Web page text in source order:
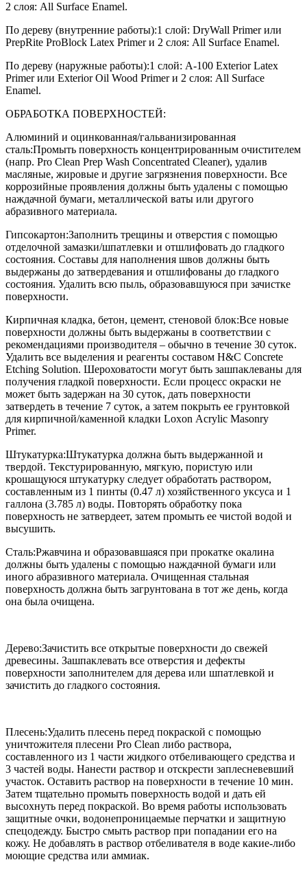
2 слоя: All Surface Enamel.
По дереву (внутренние работы):1 слой: DryWall Primer или
PrepRite ProBlock Latex Primer и 2 слоя: All Surface Enamel.
По дереву (наружные работы):1 слой: A-100 Exterior Latex
Primer или Exterior Oil Wood Primer и 2 слоя: All Surface
Enamel.
ОБРАБОТКА ПОВЕРХНОСТЕЙ:
Алюминий и оцинкованная/гальванизированная
сталь:Промыть поверхность концентрированным очистителем
(напр. Pro Clean Prep Wash Concentrated Cleaner), удалив
масляные, жировые и другие загрязнения поверхности. Все
коррозийные проявления должны быть удалены с помощью
наждачной бумаги, металлической ваты или другого
абразивного материала.
Гипсокартон:Заполнить трещины и отверстия с помощью
отделочной замазки/шпатлевки и отшлифовать до гладкого
состояния. Составы для наполнения швов должны быть
выдержаны до затвердевания и отшлифованы до гладкого
состояния. Удалить всю пыль, образовавшуюся при зачистке
поверхности.
Кирпичная кладка, бетон, цемент, стеновой блок:Все новые
поверхности должны быть выдержаны в соответствии с
рекомендациями производителя – обычно в течение 30 суток.
Удалить все выделения и реагенты составом H&C Concrete
Etching Solution. Шероховатости могут быть зашпаклеваны для
получения гладкой поверхности. Если процесс окраски не
может быть задержан на 30 суток, дать поверхности
затвердеть в течение 7 суток, а затем покрыть ее грунтовкой
для кирпичной/каменной кладки Loxon Acrylic Masonry
Primer.
Штукатурка:Штукатуркa должна быть выдержанной и
твердой. Текстурированную, мягкую, пористую или
крошащуюся штукатурку следует обработать раствором,
составленным из 1 пинты (0.47 л) хозяйственного уксуса и 1
галлона (3.785 л) воды. Повторять обработку пока
поверхность не затвердеет, затем промыть ее чистой водой и
высушить.
Сталь:Ржавчина и образовавшаяся при прокатке окалина
должны быть удалены с помощью наждачной бумаги или
иного абразивного материала. Очищенная стальная
поверхность должна быть загрунтована в тот же день, когда
она была очищена.
Дерево:Зачистить все открытые поверхности до свежей
древесины. Зашпаклевать все отверстия и дефекты
поверхности заполнителем для дерева или шпатлевкой и
зачистить до гладкого состояния.
Плесень:Удалить плесень перед покраской с помощью
уничтожителя плесени Pro Clean либо раствора,
составленного из 1 части жидкого отбеливающего средства и
3 частей воды. Нанести раствор и отскрести заплесневевший
участок. Оставить раствор на поверхности в течение 10 мин.
Затем тщательно промыть поверхность водой и дать ей
высохнуть перед покраской. Во время работы использовать
защитные очки, водонепроницаемые перчатки и защитную
спецодежду. Быстро смыть раствор при попадании его на
кожу. Не добавлять в раствор отбеливателя в воде какие-либо
моющие средства или аммиак.